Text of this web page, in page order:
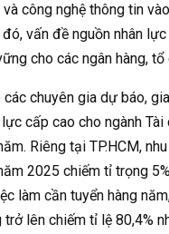
và công nghệ thông tin
vấn đề nguồn nhân
cho các ngân hàng,
các chuyên gia dự báo,
lực cấp cao cho ngành
Riêng tại TP.HCM,
2025 chiếm tỉ trọng
làm cần tuyển hàng
trở lên chiếm tỉ lệ 80,4%